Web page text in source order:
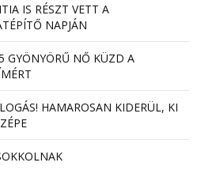
IS RÉSZT VETT A
NAPJÁN
GYÖNYÖRŰ NŐ KÜZD A
HAMAROSAN KIDERÜL, KI